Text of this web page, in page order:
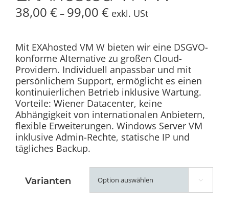
38,00 € – 99,00 €Preisspanne:
99,00 €
exkl. USt
Mit EXAhosted VM W bieten wir eine DSGVO-
konforme Alternative zu großen Cloud-
Providern. Individuell anpassbar und mit
persönlichem Support, ermöglicht es einen
kontinuierlichen Betrieb inklusive Wartung.
Vorteile: Wiener Datacenter, keine
Abhängigkeit von internationalen Anbietern,
flexible Erweiterungen. Windows Server VM
inklusive Admin-Rechte, statische IP und
tägliches Backup.
Varianten 